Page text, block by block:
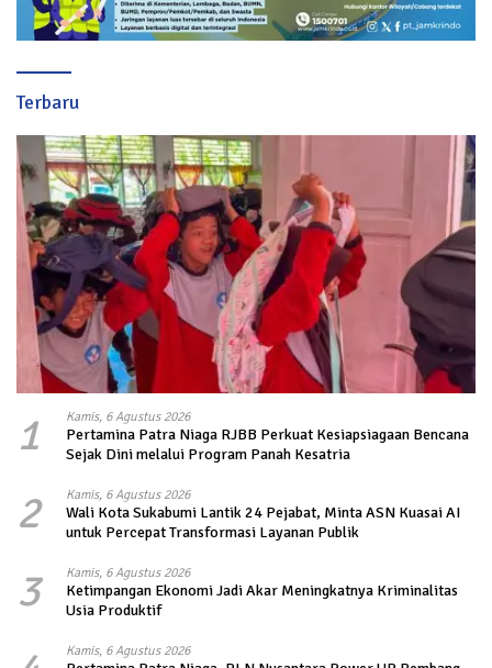
Terbaru
1 Kamis, 6 Agustus 2026
Pertamina Patra Niaga RJBB Perkuat Kesiapsiagaan Bencana
Sejak Dini melalui Program Panah Kesatria
2 Kamis, 6 Agustus 2026
Wali Kota Sukabumi Lantik 24 Pejabat, Minta ASN Kuasai AI
untuk Percepat Transformasi Layanan Publik
3 Kamis, 6 Agustus 2026
Ketimpangan Ekonomi Jadi Akar Meningkatnya Kriminalitas
Usia Produktif
Kamis, 6 Agustus 2026